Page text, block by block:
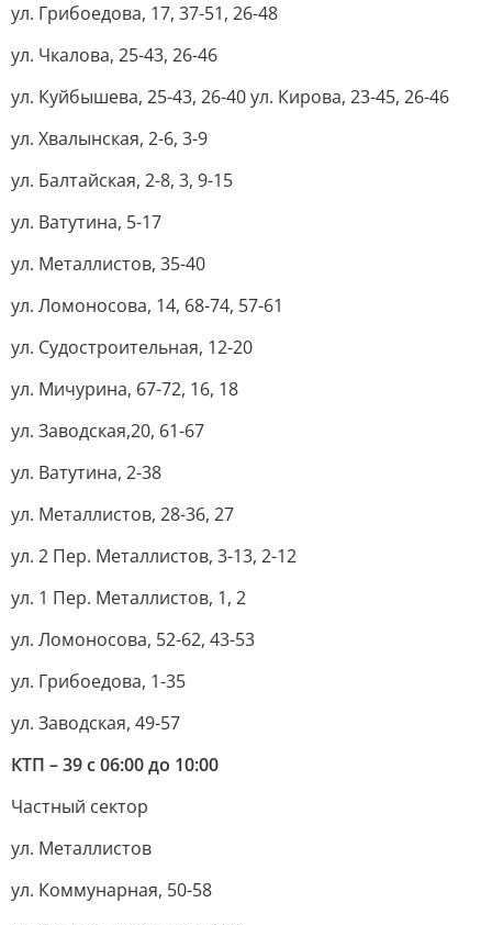
ул. Грибоедова, 17, 37-51, 26-48
ул. Чкалова, 25-43, 26-46
ул. Куйбышева, 25-43, 26-40 ул. Кирова, 23-45, 26-46
ул. Хвалынская, 2-6, 3-9
ул. Балтайская, 2-8, 3, 9-15
ул. Ватутина, 5-17
ул. Металлистов, 35-40
ул. Ломоносова, 14, 68-74, 57-61
ул. Судостроительная, 12-20
ул. Мичурина, 67-72, 16, 18
ул. Заводская,20, 61-67
ул. Ватутина, 2-38
ул. Металлистов, 28-36, 27
ул. 2 Пер. Металлистов, 3-13, 2-12
ул. 1 Пер. Металлистов, 1, 2
ул. Ломоносова, 52-62, 43-53
ул. Грибоедова, 1-35
ул. Заводская, 49-57
КТП – 39 с 06:00 до 10:00
Частный сектор
ул. Металлистов
ул. Коммунарная, 50-58